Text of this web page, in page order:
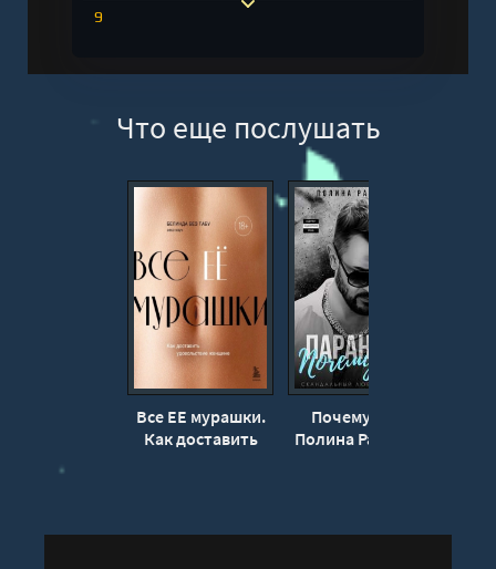
9
Что еще послушать
Все ЕЕ мурашки.
Как доставить
Почему он? -
Полина Раевская